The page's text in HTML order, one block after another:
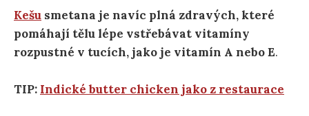
Kešu smetana je navíc plná zdravých, které
pomáhají tělu lépe vstřebávat vitamíny
rozpustné v tucích, jako je vitamín A nebo E.
TIP: Indické butter chicken jako z restaurace